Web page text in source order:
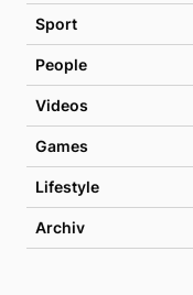
Sport
People
Videos
Games
Lifestyle
Archiv